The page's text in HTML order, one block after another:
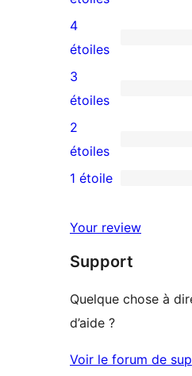
avis
à
5
étoile
0
avis
à
4
étoile
4
étoiles
0
avis
à
3
3
étoiles
0
avis
2
2
étoiles
à
1
1 étoile
Your review
Support
Quelque chose à
d’aide ?
Voir le forum de